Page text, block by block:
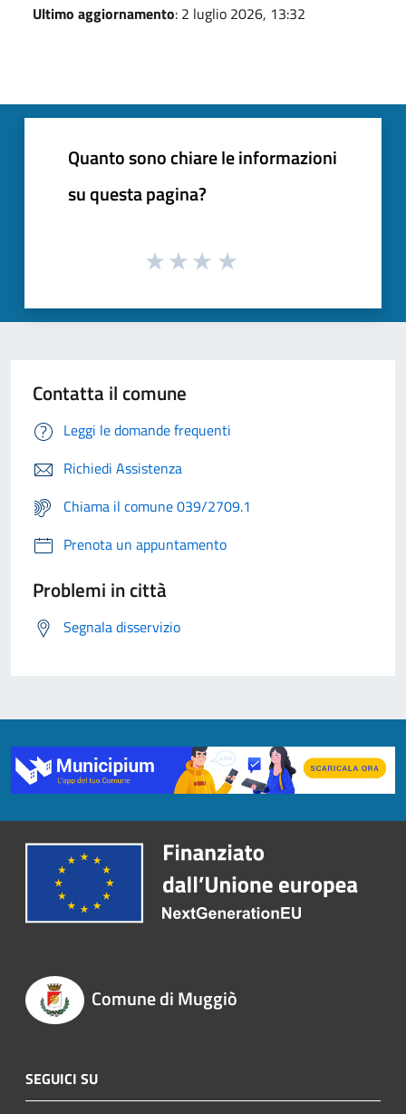
Ultimo aggiornamento: 2 luglio 2026, 13:32
Quanto sono chiare le informazioni
su questa pagina?
Contatta il comune
Leggi le domande frequenti
Richiedi Assistenza
Chiama il comune 039/2709.1
Prenota un appuntamento
Problemi in città
Segnala disservizio
Comune di Muggiò
SEGUICI SU